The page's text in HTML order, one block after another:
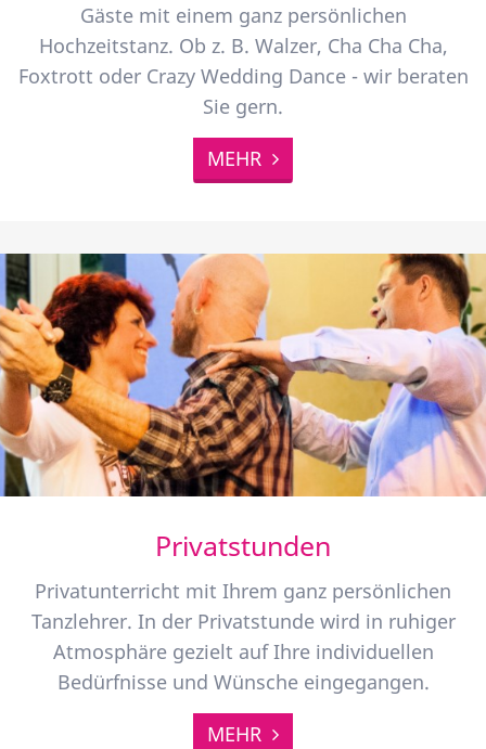
Gäste mit einem ganz persönlichen
Hochzeitstanz. Ob z. B. Walzer, Cha Cha Cha,
Foxtrott oder Crazy Wedding Dance - wir beraten
Sie gern.
MEHR
Privatstunden
Privatunterricht mit Ihrem ganz persönlichen
Tanzlehrer. In der Privatstunde wird in ruhiger
Atmosphäre gezielt auf Ihre individuellen
Bedürfnisse und Wünsche eingegangen.
MEHR